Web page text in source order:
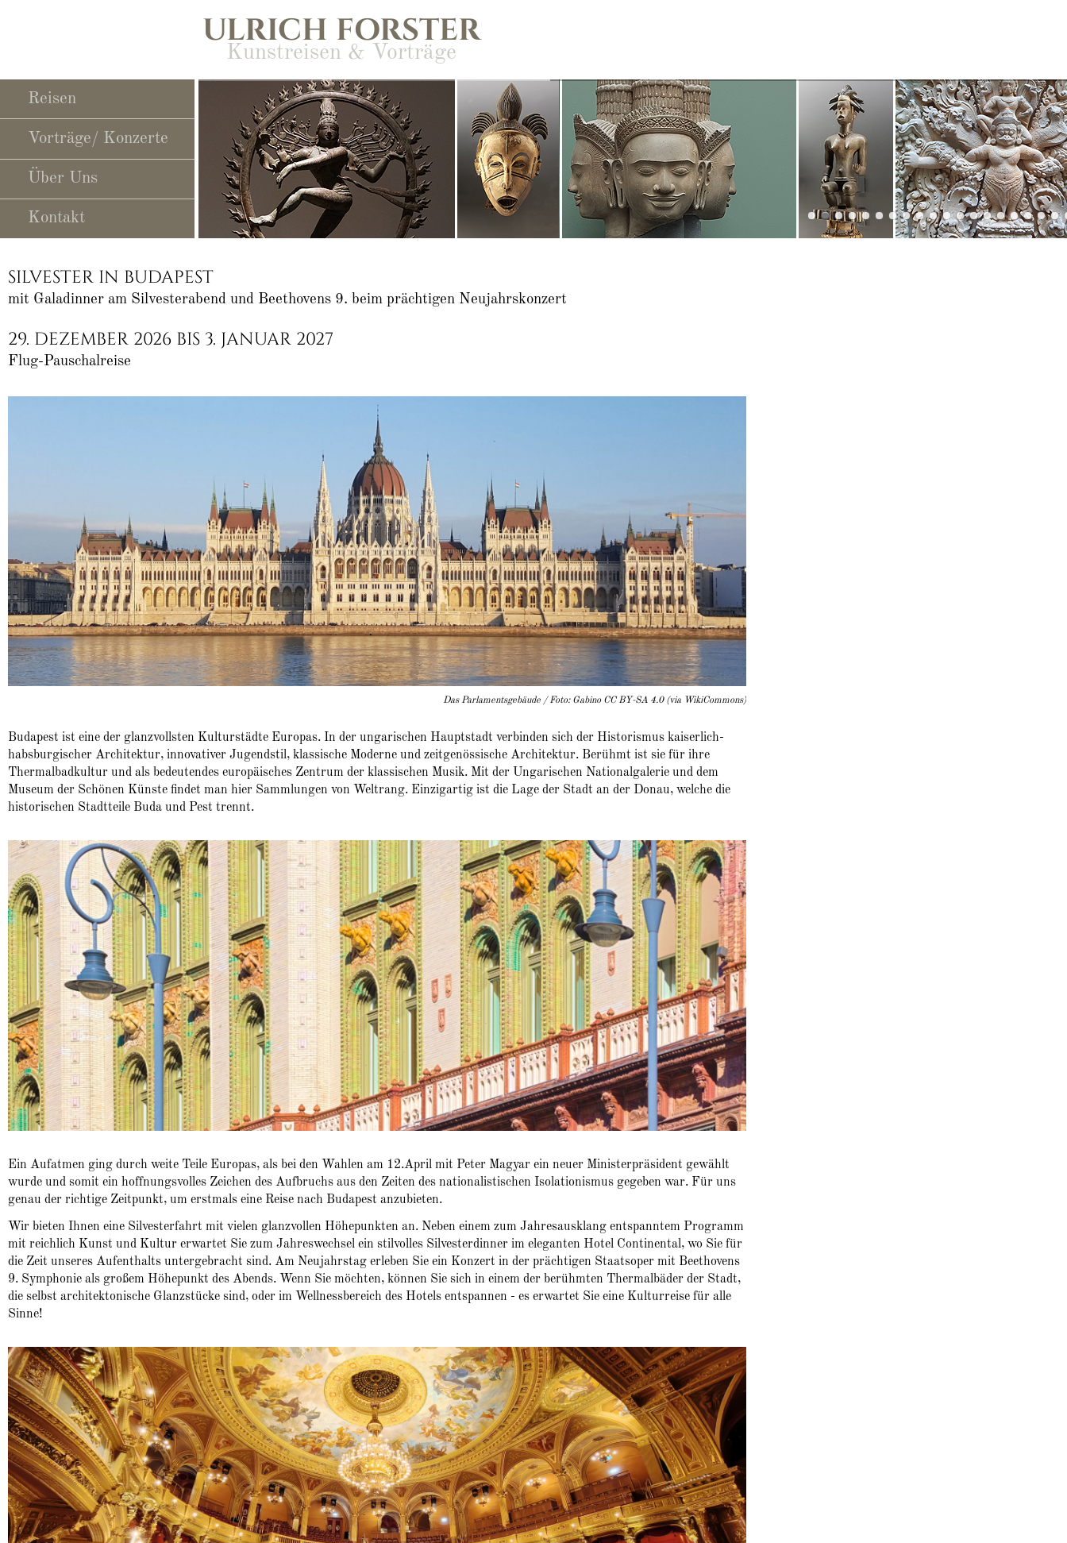
ULRICH FORSTER
Kunstreisen & Vorträge
slide29
slide28
slide27
slide25slide23
slide10 slide06
slide13
slide16
slide05
slide15
slide17
slide18
slide20
slide02slide01
Navigation
überspringen
Reisen
Vorträge/ Konzerte
Über Uns
Kontakt
SILVESTER IN BUDAPEST
mit Galadinner am Silvesterabend und Beethovens 9. beim prächtigen Neujahrskonzert
29. DEZEMBER 2026 BIS 3. JANUAR 2027
Flug-Pauschalreise
Das Parlamentsgebäude / Foto: Gabino CC BY-SA 4.0 (via WikiCommons)
Budapest ist eine der glanzvollsten Kulturstädte Europas. In der ungarischen Hauptstadt verbinden sich der Historismus kaiserlich-
habsburgischer Architektur, innovativer Jugendstil, klassische Moderne und zeitgenössische Architektur. Berühmt ist sie für ihre
Thermalbadkultur und als bedeutendes europäisches Zentrum der klassischen Musik. Mit der Ungarischen Nationalgalerie und dem
Museum der Schönen Künste findet man hier Sammlungen von Weltrang. Einzigartig ist die Lage der Stadt an der Donau, welche die
historischen Stadtteile Buda und Pest trennt.
Ein Aufatmen ging durch weite Teile Europas, als bei den Wahlen am 12.April mit Peter Magyar ein neuer Ministerpräsident gewählt
wurde und somit ein hoffnungsvolles Zeichen des Aufbruchs aus den Zeiten des nationalistischen Isolationismus gegeben war. Für uns
genau der richtige Zeitpunkt, um erstmals eine Reise nach Budapest anzubieten.
Wir bieten Ihnen eine Silvesterfahrt mit vielen glanzvollen Höhepunkten an. Neben einem zum Jahresausklang entspanntem Programm
mit reichlich Kunst und Kultur erwartet Sie zum Jahreswechsel ein stilvolles Silvesterdinner im eleganten Hotel Continental, wo Sie für
die Zeit unseres Aufenthalts untergebracht sind. Am Neujahrstag erleben Sie ein Konzert in der prächtigen Staatsoper mit Beethovens
9. Symphonie als großem Höhepunkt des Abends. Wenn Sie möchten, können Sie sich in einem der berühmten Thermalbäder der Stadt,
die selbst architektonische Glanzstücke sind, oder im Wellnessbereich des Hotels entspannen - es erwartet Sie eine Kulturreise für alle
Sinne!